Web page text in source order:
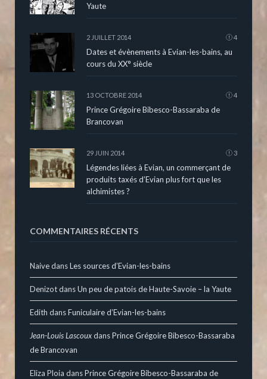
Yaute
2 JUILLET 2014 4
Dates et évènements à Evian-les-bains, au
cours du XX° siècle
13 OCTOBRE 2014 4
Prince Grégoire Bibesco-Bassaraba de
Brancovan
29 JUIN 2014 3
Légendes liées à Evian, un commerçant de
produits taxés d’Evian plus fort que les
alchimistes ?
COMMENTAIRES RÉCENTS
NaivedansLes sources d’Evian-les-bains
DenizotdansUn peu de patois de Haute-Savoie – la Yaute
Edith dansFuniculaire d’Evian-les-bains
Jean-Louis LascouxdansPrince Grégoire Bibesco-Bassaraba
de Brancovan
Eliza Ploia dansPrince Grégoire Bibesco-Bassaraba de